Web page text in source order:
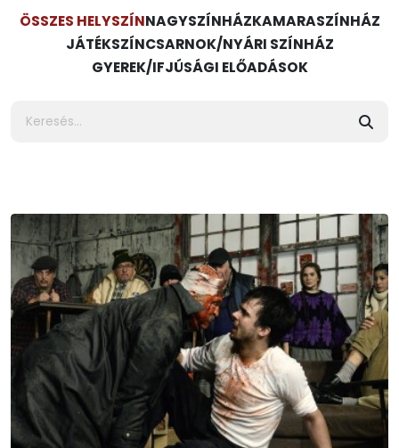
ÖSSZES HELYSZÍNNAGYSZÍNHÁZKAMARASZÍNHÁZ
JÁTÉKSZÍNCSARNOK/NYÁRI SZÍNHÁZ
GYEREK/IFJÚSÁGI ELŐADÁSOK